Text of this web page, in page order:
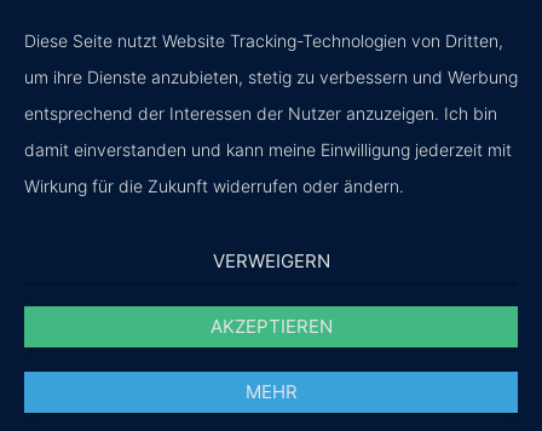
Diese Seite nutzt Website Tracking-Technologien von Dritten,
um ihre Dienste anzubieten, stetig zu verbessern und Werbung
entsprechend der Interessen der Nutzer anzuzeigen. Ich bin
damit einverstanden und kann meine Einwilligung jederzeit mit
Wirkung für die Zukunft widerrufen oder ändern.
VERWEIGERN
AKZEPTIEREN
MEHR